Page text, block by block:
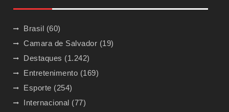
Brasil (60)
Camara de Salvador (19)
Destaques (1.242)
Entretenimento (169)
Esporte (254)
Internacional (77)